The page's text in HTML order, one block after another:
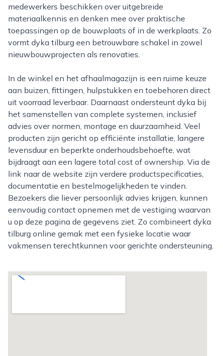
medewerkers beschikken over uitgebreide
materiaalkennis en denken mee over praktische
toepassingen op de bouwplaats of in de werkplaats. Zo
vormt dyka tilburg een betrouwbare schakel in zowel
nieuwbouwprojecten als renovaties.
In de winkel en het afhaalmagazijn is een ruime keuze
aan buizen, fittingen, hulpstukken en toebehoren direct
uit voorraad leverbaar. Daarnaast ondersteunt dyka bij
het samenstellen van complete systemen, inclusief
advies over normen, montage en duurzaamheid. Veel
producten zijn gericht op efficiënte installatie, langere
levensduur en beperkte onderhoudsbehoefte, wat
bijdraagt aan een lagere total cost of ownership. Via de
link naar de website zijn verdere productspecificaties,
documentatie en bestelmogelijkheden te vinden.
Bezoekers die liever persoonlijk advies krijgen, kunnen
eenvoudig contact opnemen met de vestiging waarvan
u op deze pagina de gegevens ziet. Zo combineert dyka
tilburg online gemak met een fysieke locatie waar
vakmensen terechtkunnen voor gerichte ondersteuning.